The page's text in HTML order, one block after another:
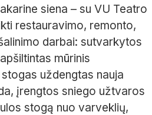
siena – su VU Teatro
restauravimo, remonto,
darbai: sutvarkytos
mūrinis
uždengtas nauja
įrengtos sniego užtvaros
stogą nuo varveklių,